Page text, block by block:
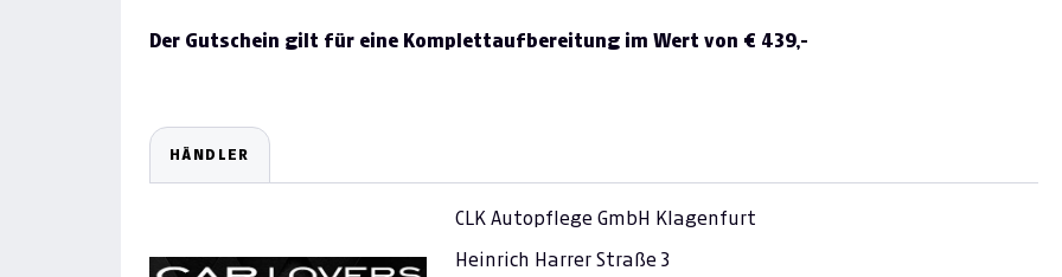
Der Gutschein gilt für eine Komplettaufbereitung im Wert von € 439,-
HÄNDLER
CLK Autopflege GmbH Klagenfurt
Heinrich Harrer Straße 3